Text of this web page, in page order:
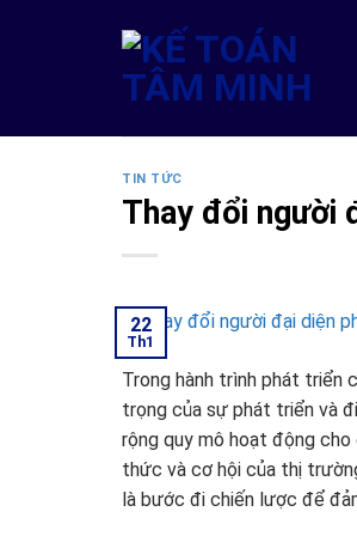
TIN TỨC
Thay đổi người
22
Th1
Trong hành trình phát triển
trọng của sự phát triển và
rộng quy mô hoạt động
thức và cơ hội của thị
là bước đi chiến lược để